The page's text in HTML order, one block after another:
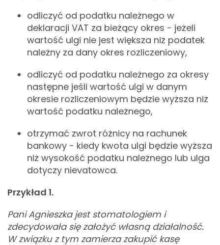
odliczyć od podatku należnego w
deklaracji VAT za bieżący okres - jeżeli
wartość ulgi nie jest większa niż podatek
należny za dany okres rozliczeniowy,
odliczyć od podatku należnego za okresy
następne jeśli wartość ulgi w danym
okresie rozliczeniowym będzie wyższa niż
wartość podatku należnego,
otrzymać zwrot różnicy na rachunek
bankowy - kiedy kwota ulgi będzie wyższa
niż wysokość podatku należnego lub ulga
dotyczy nievatowca.
Przykład 1.
Pani Agnieszka jest stomatologiem i
zdecydowała się założyć własną działalność.
W związku z tym zamierza zakupić kasę